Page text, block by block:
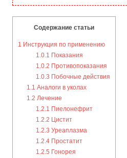
Содержание статьи
1 Инструкция по применению
1.0.1 Показания
1.0.2 Противопоказания
1.0.3 Побочные действия
1.1 Аналоги в уколах
1.2 Лечение
1.2.1 Пиелонефрит
1.2.2 Цистит
1.2.3 Уреаплазма
1.2.4Простатит
1.2.5 Гонорея